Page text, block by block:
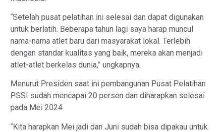
“Setelah pusat pelatihan ini selesai dan dapat digunakan
untuk berlatih. Beberapa tahun lagi saya harap muncul
nama-nama atlet baru dari masyarakat lokal. Terlebih
dengan standar kualitas yang baik, mereka akan menjadi
atlet-atlet berkelas dunia,” ungkapnya.
Menurut Presiden saat ini pembangunan Pusat Pelatihan
PSSI sudah mencapai 20 persen dan diharapkan selesai
pada Mei 2024.
“Kita harapkan Mei jadi dan Juni sudah bisa dipakau untuk